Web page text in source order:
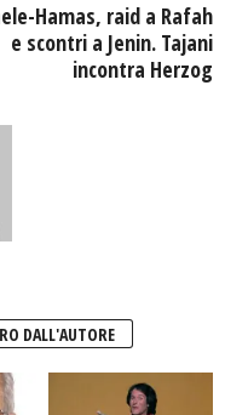
Hamas, raid a Rafah
e scontri a Jenin. Tajani
incontra Herzog
DALL'AUTORE